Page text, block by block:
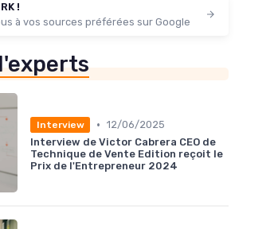
!
à vos sources préférées sur Google
Interview • 12/06/2025
Interview de Victor Cabrera CEO de
Technique de Vente Edition reçoit le
Prix de l'Entrepreneur 2024